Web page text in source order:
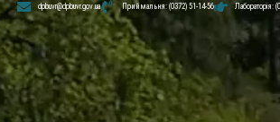
Лабораторія:
dpbuvr@dpbuvr.gov.ua Приймальня: (0372) 51-14-56